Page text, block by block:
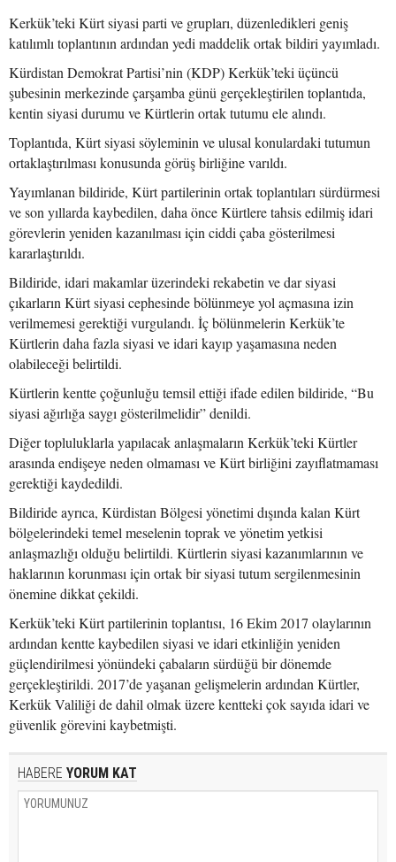
Kerkük’teki Kürt siyasi parti ve grupları, düzenledikleri geniş
katılımlı toplantının ardından yedi maddelik ortak bildiri yayımladı.
Kürdistan Demokrat Partisi’nin (KDP) Kerkük’teki üçüncü
şubesinin merkezinde çarşamba günü gerçekleştirilen toplantıda,
kentin siyasi durumu ve Kürtlerin ortak tutumu ele alındı.
Toplantıda, Kürt siyasi söyleminin ve ulusal konulardaki tutumun
ortaklaştırılması konusunda görüş birliğine varıldı.
Yayımlanan bildiride, Kürt partilerinin ortak toplantıları sürdürmesi
ve son yıllarda kaybedilen, daha önce Kürtlere tahsis edilmiş idari
görevlerin yeniden kazanılması için ciddi çaba gösterilmesi
kararlaştırıldı.
Bildiride, idari makamlar üzerindeki rekabetin ve dar siyasi
çıkarların Kürt siyasi cephesinde bölünmeye yol açmasına izin
verilmemesi gerektiği vurgulandı. İç bölünmelerin Kerkük’te
Kürtlerin daha fazla siyasi ve idari kayıp yaşamasına neden
olabileceği belirtildi.
Kürtlerin kentte çoğunluğu temsil ettiği ifade edilen bildiride, “Bu
siyasi ağırlığa saygı gösterilmelidir” denildi.
Diğer topluluklarla yapılacak anlaşmaların Kerkük’teki Kürtler
arasında endişeye neden olmaması ve Kürt birliğini zayıflatmaması
gerektiği kaydedildi.
Bildiride ayrıca, Kürdistan Bölgesi yönetimi dışında kalan Kürt
bölgelerindeki temel meselenin toprak ve yönetim yetkisi
anlaşmazlığı olduğu belirtildi. Kürtlerin siyasi kazanımlarının ve
haklarının korunması için ortak bir siyasi tutum sergilenmesinin
önemine dikkat çekildi.
Kerkük’teki Kürt partilerinin toplantısı, 16 Ekim 2017 olaylarının
ardından kentte kaybedilen siyasi ve idari etkinliğin yeniden
güçlendirilmesi yönündeki çabaların sürdüğü bir dönemde
gerçekleştirildi. 2017’de yaşanan gelişmelerin ardından Kürtler,
Kerkük Valiliği de dahil olmak üzere kentteki çok sayıda idari ve
güvenlik görevini kaybetmişti.
HABERE YORUM KAT